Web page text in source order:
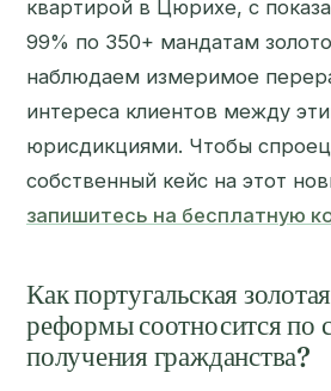
квартирой в Цюрихе, с
99% по 350+ мандатам
наблюдаем измеримое
интереса клиентов между
юрисдикциями. Чтобы
собственный кейс на этот
запишитесь на бесплатную
Как португальская
реформы соотносится по
получения гражданства?